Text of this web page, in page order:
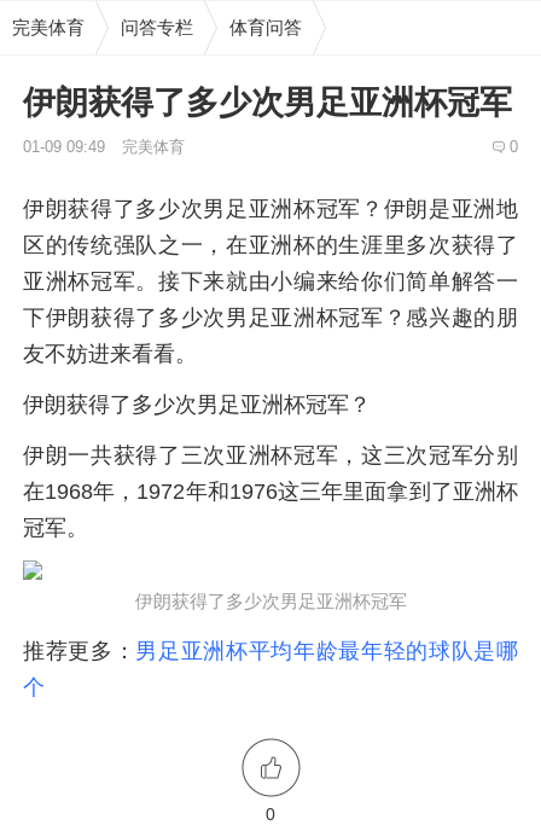
完美体育 问答专栏 体育问答
伊朗获得了多少次男足亚洲杯冠军
01-09 09:49 完美体育 0
伊朗获得了多少次男足亚洲杯冠军？伊朗是亚洲地
区的传统强队之一，在亚洲杯的生涯里多次获得了
亚洲杯冠军。接下来就由小编来给你们简单解答一
下伊朗获得了多少次男足亚洲杯冠军？感兴趣的朋
友不妨进来看看。
伊朗获得了多少次男足亚洲杯冠军？
伊朗一共获得了三次亚洲杯冠军，这三次冠军分别
在1968年，1972年和1976这三年里面拿到了亚洲杯
冠军。
伊朗获得了多少次男足亚洲杯冠军
推荐更多： 男足亚洲杯平均年龄最年轻的球队是哪
个
0